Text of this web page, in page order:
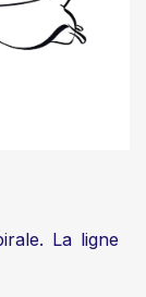
La ligne